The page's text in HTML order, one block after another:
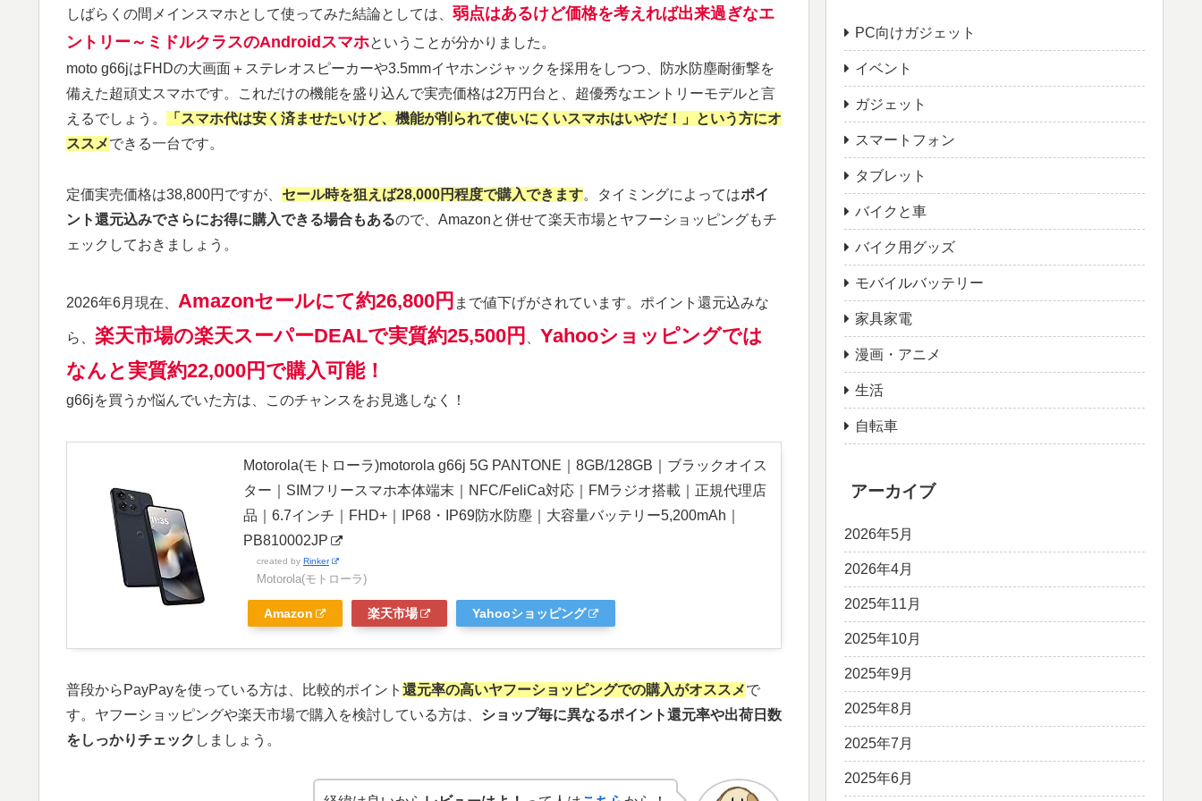
しばらくの間メインスマホとして使ってみた結論としては、 弱点はあるけど価格を考えれば出来過ぎなエ
ントリー～ミドルクラスのAndroidスマホということが分かりました。
moto g66jはFHDの大画面＋ステレオスピーカーや3.5mmイヤホンジャックを採用をしつつ、防水防塵耐衝撃を
備えた超頑丈スマホです。これだけの機能を盛り込んで実売価格は2万円台と、超優秀なエントリーモデルと言
えるでしょう。
「スマホ代は安く済ませたいけど、機能が削られて使いにくいスマホはいやだ！」という方にオ
ススメできる一台です。
定価実売価格は38,800円ですが、 セール時を狙えば28,000円程度で購入できます。タイミングによってはポイ
ント還元込みでさらにお得に購入できる場合もあるので、Amazonと併せて楽天市場とヤフーショッピングもチ
ェックしておきましょう。
2026年6月現在、 Amazonセールにて約26,800円 まで値下げがされています。ポイント還元込みな
ら、 楽天市場の楽天スーパーDEALで実質約25,500円
Yahooショッピングでは
なんと実質約22,000円で購入可能！
g66jを買うか悩んでいた方は、このチャンスをお見逃しなく！
Motorola(モトローラ)motorola g66j 5G PANTONE｜8GB/128GB｜ブラックオイス
ター｜SIMフリースマホ本体端末｜NFC/FeliCa対応｜FMラジオ搭載｜正規代理店
品｜6.7インチ｜FHD+｜IP68・IP69防水防塵｜大容量バッテリー5,200mAh｜
PB810002JP
created by Rinker
Motorola(モトローラ)
Amazon 楽天市場 Yahooショッピング
普段からPayPayを使っている方は、比較的ポイント 還元率の高いヤフーショッピングでの購入がオススメで
す。ヤフーショッピングや楽天市場で購入を検討している方は、 ショップ毎に異なるポイント還元率や出荷日数
をしっかりチェック しましょう。
PC向けガジェット
イベント
ガジェット
スマートフォン
タブレット
バイクと車
バイク用グッズ
モバイルバッテリー
家具家電
漫画・アニメ
生活
自転車
アーカイブ
2026年5月
2026年4月
2025年11月
2025年10月
2025年9月
2025年8月
2025年7月
2025年6月